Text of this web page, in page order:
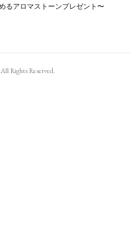
るアロマストーンプレゼント〜
Rights Reserved.